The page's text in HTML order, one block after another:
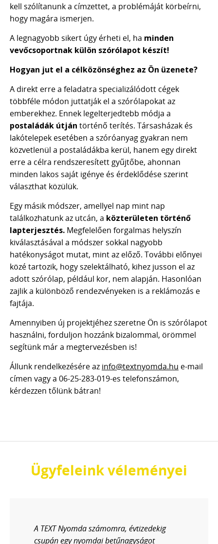
kell szólítanunk a címzettet, a problémáját körbeírni,
hogy magára ismerjen.
A legnagyobb sikert úgy érheti el, ha minden
vevőcsoportnak külön szórólapot készít!
Hogyan jut el a célközönséghez az Ön üzenete?
A direkt erre a feladatra specializálódott cégek
többféle módon juttatják el a szórólapokat az
emberekhez. Ennek legelterjedtebb módja a
postaládák útján történő terítés. Társasházak és
lakótelepek esetében a szóróanyag gyakran nem
közvetlenül a postaládákba kerül, hanem egy direkt
erre a célra rendszeresített gyűjtőbe, ahonnan
minden lakos saját igénye és érdeklődése szerint
választhat közülük.
Egy másik módszer, amellyel nap mint nap
találkozhatunk az utcán, a közterületen történő
lapterjesztés. Megfelelően forgalmas helyszín
kiválasztásával a módszer sokkal nagyobb
hatékonyságot mutat, mint az előző. További előnyei
közé tartozik, hogy szelektálható, kihez jusson el az
adott szórólap, például kor, nem alapján. Hasonlóan
zajlik a különböző rendezvényeken is a reklámozás e
fajtája.
Amennyiben új projektjéhez szeretne Ön is szórólapot
használni, forduljon hozzánk bizalommal, örömmel
segítünk már a megtervezésben is!
Állunk rendelkezésére az info@textnyomda.hu e-mail
címen vagy a 06-25-283-019-es telefonszámon,
kérdezzen tőlünk bátran!
Ügyfeleink véleményei
A TEXT Nyomda számomra, évtizedekig
csupán egy nyomdai betűnagyságot